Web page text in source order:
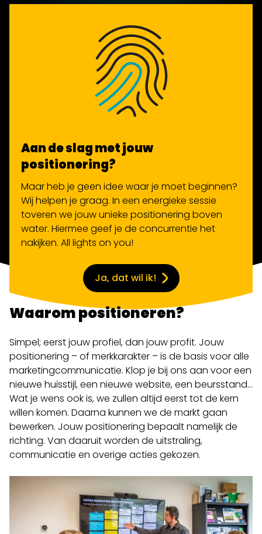
Aan de slag met jouw
positionering?
Maar heb je geen idee waar je moet beginnen?
Wij helpen je graag. In een energieke sessie
toveren we jouw unieke positionering boven
water. Hiermee geef je de concurrentie het
nakijken. All lights on you!
Ja, dat wil ik!
Waarom positioneren?
Simpel; eerst jouw profiel, dan jouw profit. Jouw
positionering – of merkkarakter – is de basis voor alle
marketingcommunicatie. Klop je bij ons aan voor een
nieuwe huisstijl, een nieuwe website, een beursstand…
Wat je wens ook is, we zullen altijd eerst tot de kern
willen komen. Daarna kunnen we de markt gaan
bewerken. Jouw positionering bepaalt namelijk de
richting. Van daaruit worden de uitstraling,
communicatie en overige acties gekozen.